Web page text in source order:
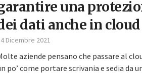
una
dati anche in cloud
Dicembre 2021
aziende pensano che passare al
po’ come portare scrivania e sedia da